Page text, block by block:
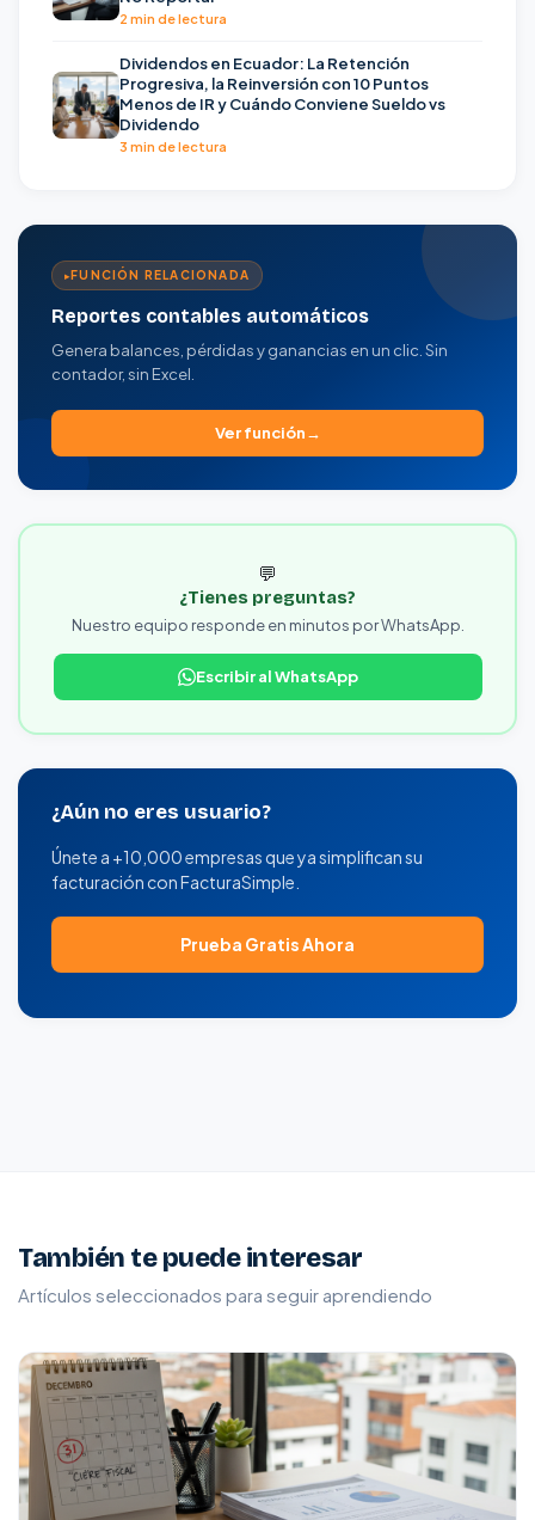
2 min de lectura
Dividendos en Ecuador: La Retención
Progresiva, la Reinversión con 10 Puntos
Menos de IR y Cuándo Conviene Sueldo vs
Dividendo
3 min de lectura
FUNCIÓN RELACIONADA
Reportes contables automáticos
Genera balances, pérdidas y ganancias en un clic. Sin
contador, sin Excel.
Ver función
💬
¿Tienes preguntas?
Nuestro equipo responde en minutos por WhatsApp.
Escribir al WhatsApp
¿Aún no eres usuario?
Únete a +10,000 empresas que ya simplifican su
facturación con FacturaSimple.
Prueba Gratis Ahora
También te puede interesar
Artículos seleccionados para seguir aprendiendo